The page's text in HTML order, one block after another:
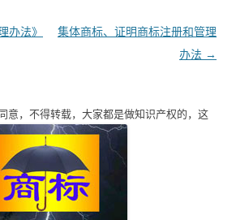
办法》
集体商标、证明商标注册和管理
办法 →
意，不得转载，大家都是做知识产权的，这